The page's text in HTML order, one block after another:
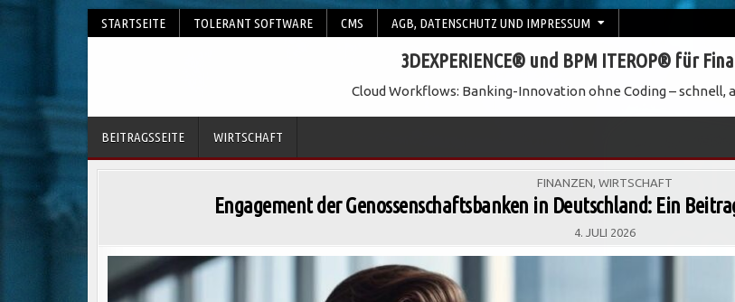
STARTSEITE TOLERANT SOFTWARE CMS AGB, DATENSCHUTZ UND IMPRESSUM
3DEXPERIENCE® und BPM ITEROP® für
Cloud Workflows: Banking-Innovation ohne Coding – schnell,
BEITRAGSSEITE WIRTSCHAFT
POSTED
FINANZEN WIRTSCHAFT
Engagement der Genossenschaftsbanken in Deutschland: Ein
4. JULI 2026